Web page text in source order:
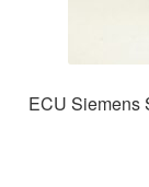
ECU Siemens